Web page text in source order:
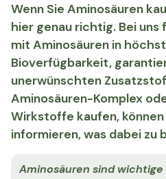
Wenn Sie Aminosäuren
hier genau richtig. Bei uns
mit Aminosäuren in
Bioverfügbarkeit,
unerwünschten
Aminosäuren-Komplex
Wirkstoffe kaufen,
informieren, was dabei zu
Aminosäuren sind